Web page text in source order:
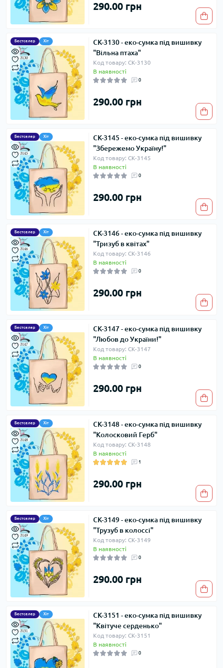
290.00 грн
Бестселер Хіт
СК-3130 - еко-сумка під вишивку
"Вільна птаха"
Код товару: СК-3130
В наявності
0
290.00 грн
Бестселер Хіт
СК-3145 - еко-сумка під вишивку
"Збережемо Україну!"
Код товару: СК-3145
В наявності
0
290.00 грн
Бестселер Хіт
СК-3146 - еко-сумка під вишивку
"Тризуб в квітах"
Код товару: СК-3146
В наявності
0
290.00 грн
Бестселер Хіт
СК-3147 - еко-сумка під вишивку
"Любов до України!"
Код товару: СК-3147
В наявності
0
290.00 грн
Бестселер Хіт
СК-3148 - еко-сумка під вишивку
"Колосковий Герб"
Код товару: СК-3148
В наявності
1
290.00 грн
Бестселер Хіт
СК-3149 - еко-сумка під вишивку
"Трузуб в колоссі"
Код товару: СК-3149
В наявності
0
290.00 грн
Бестселер Хіт
СК-3151 - еко-сумка під вишивку
"Квітуче серденько"
Код товару: СК-3151
В наявності
0